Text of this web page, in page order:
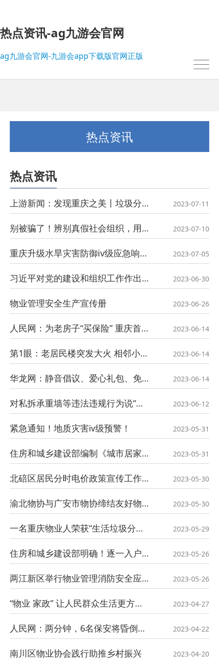
热点资讯-ag九游会官网
ag九游会官网-九游会app下载版官网正版
热点资讯
热点资讯
我的位置：ag九游会官网-九游会app下载版官网正版>热点资讯
上游新闻：发现重庆之美丨垃圾分类共参与，老小区焕发新活力 2023-07-11
别被骗了！辨别真假社会组织，用这些方法 2023-07-10
重庆升级水旱灾害防御iv级应急响应为ⅲ级应急响应 2023-07-05
习近平对党的建设和组织工作作出重要指示 代表党中央向全国广大共产党员致以节日问候 2023-06-30
物业管理安全生产宣传册 2023-06-26
人民网：为老房子“买保险” 重庆首张“房屋安全保险”保单签发 2023-06-14
第1眼：老居民楼突发大火 相邻小区物业及时出手 2023-06-14
华龙网：静音倡议、爱心礼包、免费接送……重庆物业人“暖心助考”显担当！ 2023-06-14
对私拆承重墙等违法违规行为说“不”！住房和城乡建设部发文→ 2023-06-12
紧急通知！地质灾害ⅳ级预警！ 2023-05-31
住房和城乡建设部编制《城市居家适老化改造指导手册》，包括47项改造要点 2023-05-31
北碚区居民分时电价政策宣传工作会 2023-05-30
渝北物协与广安市物协缔结友好物协 2023-05-30
一名重庆物业人荣获“生活垃圾分类达人”荣誉称号 2023-05-29
住房和城乡建设部明确！逐一入户摸排调查→ 2023-05-26
两江新区举行物业管理消防安全应急演练 2023-05-26
“物业 家政” 让人民群众生活更方便、更舒心 2023-04-27
人民网：两分钟，6名保安将昏倒外卖小哥救了回来 2023-04-22
南川区物业协会践行助推乡村振兴 2023-04-20